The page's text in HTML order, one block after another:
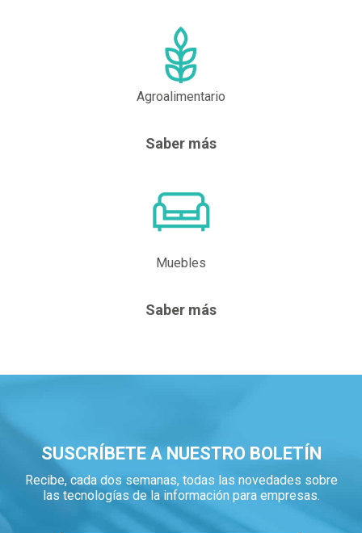
Agroalimentario
Saber más
Muebles
Saber más
SUSCRÍBETE A NUESTRO BOLETÍN
Recibe, cada dos semanas, todas las novedades sobre
las tecnologías de la información para empresas.